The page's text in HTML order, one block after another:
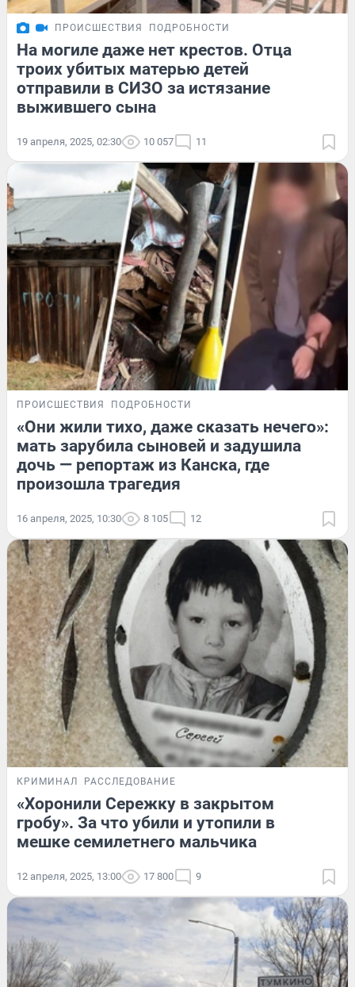
ПРОИСШЕСТВИЯ ПОДРОБНОСТИ
На могиле даже нет крестов. Отца
троих убитых матерью детей
отправили в СИЗО за истязание
выжившего сына
19 апреля, 2025, 02:30 10 057 11
ПРОИСШЕСТВИЯ ПОДРОБНОСТИ
«Они жили тихо, даже сказать нечего»:
мать зарубила сыновей и задушила
дочь — репортаж из Канска, где
произошла трагедия
16 апреля, 2025, 10:30 8 105 12
КРИМИНАЛ РАССЛЕДОВАНИЕ
«Хоронили Сережку в закрытом
гробу». За что убили и утопили в
мешке семилетнего мальчика
12 апреля, 2025, 13:00 17 800 9